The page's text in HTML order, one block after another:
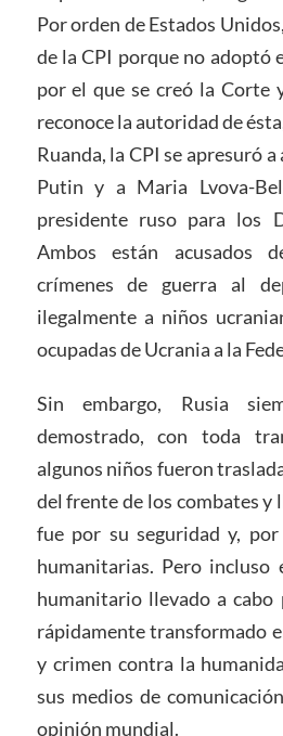
Por orden de Estados
de la CPI porque no adoptó
por el que se creó la Corte
reconoce la autoridad de
Ruanda, la CPI se apresuró
Putin y a Maria Lvova-
presidente ruso para los
Ambos están acusados
crímenes de guerra al
ilegalmente a niños
ocupadas de Ucrania a la
Sin embargo, Rusia
demostrado, con toda
algunos niños fueron
del frente de los combates y
fue por su seguridad y,
humanitarias. Pero incluso
humanitario llevado a cabo
rápidamente transformado
y crimen contra la
sus medios de
opinión mundial.